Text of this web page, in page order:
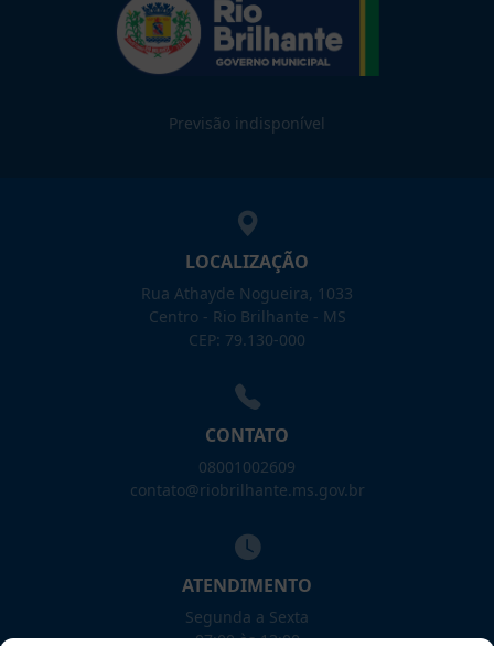
Previsão indisponível
LOCALIZAÇÃO
Rua Athayde Nogueira, 1033
Centro - Rio Brilhante - MS
CEP: 79.130-000
CONTATO
08001002609
contato@riobrilhante.ms.gov.br
ATENDIMENTO
Segunda a Sexta
07:00 às 13:00